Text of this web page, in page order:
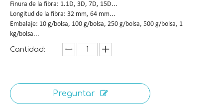
Finura de la fibra: 1.1D, 3D, 7D, 15D...
Longitud de la fibra: 32 mm, 64 mm...
Embalaje: 10 g/bolsa, 100 g/bolsa, 250 g/bolsa, 500 g/bolsa, 1
kg/bolsa...
Cantidad:
Preguntar